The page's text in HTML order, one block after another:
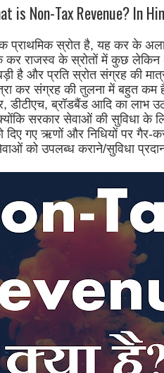
is Non-Tax Revenue? In
स्रोत है, यह कर के
राजस्व के स्रोतों में कुछ लेकिन
है और प्रति स्रोत संग्रह की
कर संग्रह की तुलना में बहुत कम
डीटीएच, ब्रॉडबैंड आदि का लाभ
सरकार सेवाओं की सुविधा के
दिए गए ऋणों और निधियों पर
को उपलब्ध कराने/सुविधा